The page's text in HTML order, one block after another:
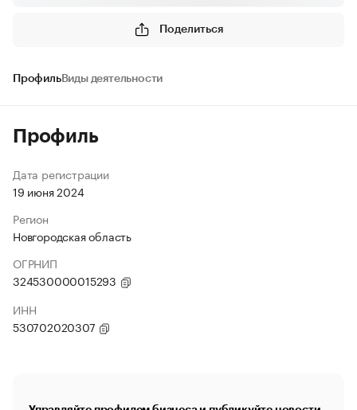
Поделиться
ПрофильВиды деятельности
Профиль
Дата регистрации
19 июня 2024
Регион
Новгородская область
ОГРНИП
324530000015293
ИНН
530702020307